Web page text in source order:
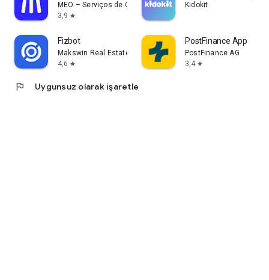
MEO – Serviços de Comunicações e Multimédia, S.A.
3,9 star
Kidokit
Fizbot
Makswin Real Estate Technologies
4,6 star
PostFinance App
PostFinance AG
3,4 star
flag Uygunsuz olarak işaretle